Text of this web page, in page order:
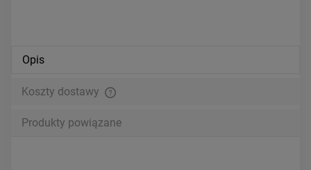
Opis
Koszty dostawy
Produkty powiązane